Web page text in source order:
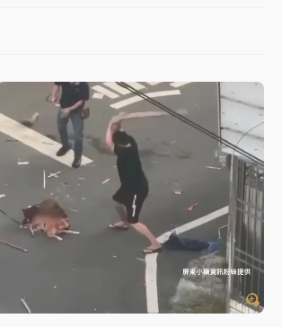
遭詐10億完整始末曝！律師掮客大玩兩
、蔡英文成關鍵
｜
柯文哲帶電子手鐶拄拐杖現身／周玉
料
網購族注意！EZ Way若改由政府委
何解？
同學！47歲法律學霸戰桃園 公開上任首